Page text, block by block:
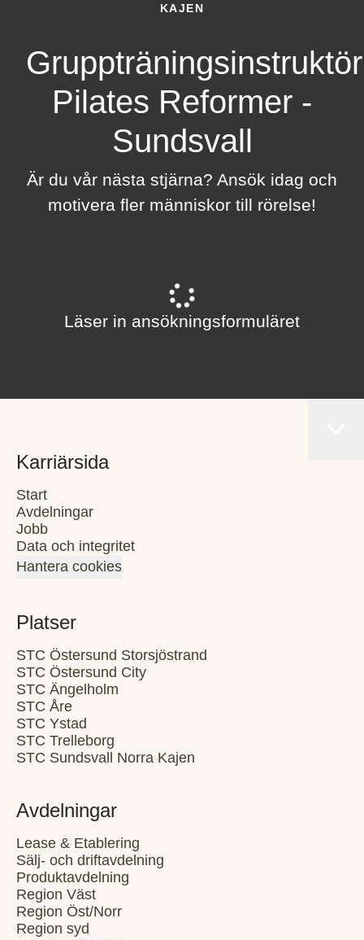
KAJEN
Gruppträningsinstruktör
Pilates Reformer -
Sundsvall
Är du vår nästa stjärna? Ansök idag och
motivera fler människor till rörelse!
Läser in ansökningsformuläret
Karriärsida
Start
Avdelningar
Jobb
Data och integritet
Hantera cookies
Platser
STC Östersund Storsjöstrand
STC Östersund City
STC Ängelholm
STC Åre
STC Ystad
STC Trelleborg
STC Sundsvall Norra Kajen
Avdelningar
Lease & Etablering
Sälj- och driftavdelning
Produktavdelning
Region Väst
Region Öst/Norr
Region syd